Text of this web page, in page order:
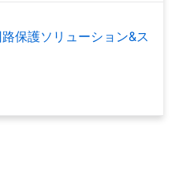
保護ソリューション&ス